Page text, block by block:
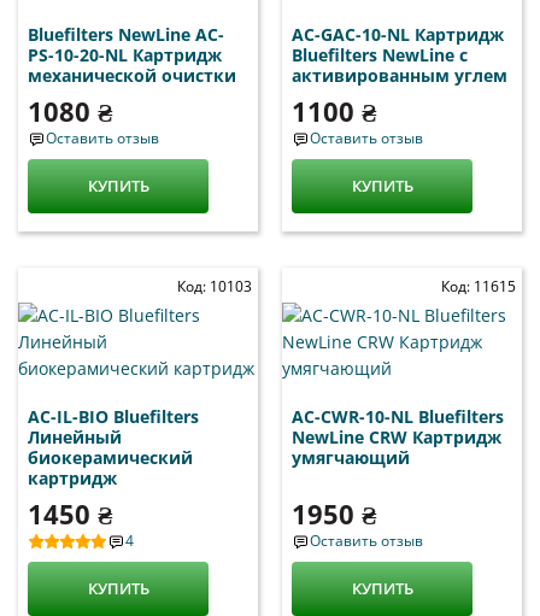
Bluefilters NewLine AC-
PS-10-20-NL Картридж
механической очистки
1080 ₴
Оставить отзыв
КУПИТЬ
AC-GAC-10-NL Картридж
Bluefilters NewLine c
активированным углем
1100 ₴
Оставить отзыв
КУПИТЬ
Код: 10103
AC-IL-BIO Bluefilters
Линейный
биокерамический
картридж
1450 ₴
4
КУПИТЬ
Код: 11615
AC-CWR-10-NL Bluefilters
NewLine CRW Картридж
умягчающий
1950 ₴
Оставить отзыв
КУПИТЬ